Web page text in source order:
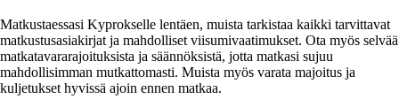
Matkustaessasi Kyprokselle lentäen, muista tarkistaa kaikki tarvittavat
matkustusasiakirjat ja mahdolliset viisumivaatimukset. Ota myös selvää
matkatavararajoituksista ja säännöksistä, jotta matkasi sujuu
mahdollisimman mutkattomasti. Muista myös varata majoitus ja
kuljetukset hyvissä ajoin ennen matkaa.